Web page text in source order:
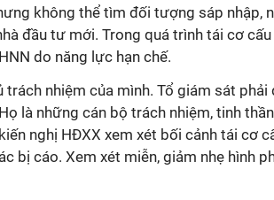
không thể tìm đối tượng sáp nhập,
đầu tư mới. Trong quá trình tái cơ
do năng lực hạn chế.
trách nhiệm của mình. Tổ giám sát phải
là những cán bộ trách nhiệm, tinh
nghị HĐXX xem xét bối cảnh tái cơ
bị cáo. Xem xét miễn, giảm nhẹ hình